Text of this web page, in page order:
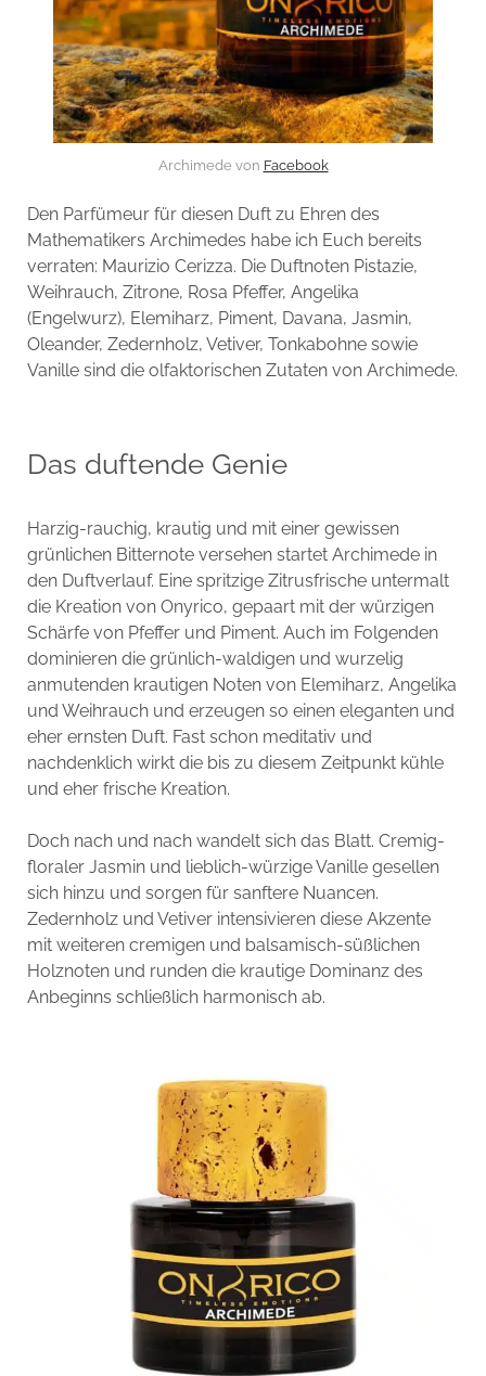
Archimede von Facebook
Den Parfümeur für diesen Duft zu Ehren des
Mathematikers Archimedes habe ich Euch bereits
verraten: Maurizio Cerizza. Die Duftnoten Pistazie,
Weihrauch, Zitrone, Rosa Pfeffer, Angelika
(Engelwurz), Elemiharz, Piment, Davana, Jasmin,
Oleander, Zedernholz, Vetiver, Tonkabohne sowie
Vanille sind die olfaktorischen Zutaten von Archimede.
Das duftende Genie
Harzig-rauchig, krautig und mit einer gewissen
grünlichen Bitternote versehen startet Archimede in
den Duftverlauf. Eine spritzige Zitrusfrische untermalt
die Kreation von Onyrico, gepaart mit der würzigen
Schärfe von Pfeffer und Piment. Auch im Folgenden
dominieren die grünlich-waldigen und wurzelig
anmutenden krautigen Noten von Elemiharz, Angelika
und Weihrauch und erzeugen so einen eleganten und
eher ernsten Duft. Fast schon meditativ und
nachdenklich wirkt die bis zu diesem Zeitpunkt kühle
und eher frische Kreation.
Doch nach und nach wandelt sich das Blatt. Cremig-
floraler Jasmin und lieblich-würzige Vanille gesellen
sich hinzu und sorgen für sanftere Nuancen.
Zedernholz und Vetiver intensivieren diese Akzente
mit weiteren cremigen und balsamisch-süßlichen
Holznoten und runden die krautige Dominanz des
Anbeginns schließlich harmonisch ab.